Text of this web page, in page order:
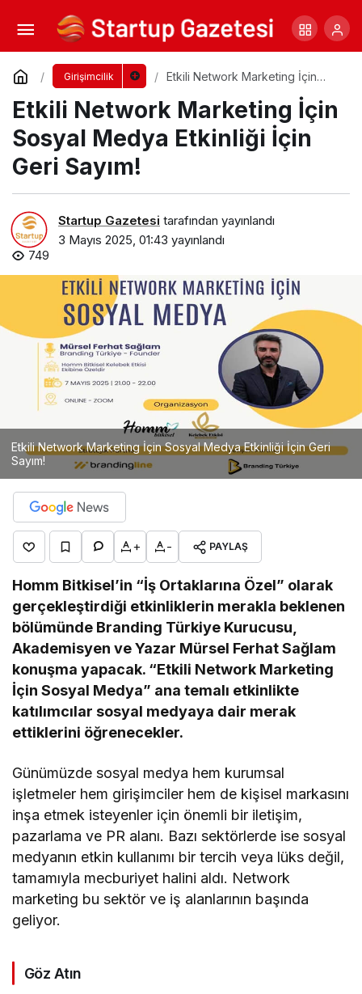
Girişimcilik
Etkili Network Marketing İçin
Sayım!
Etkili Network Marketing İçin
Sosyal Medya Etkinliği İçin
Geri Sayım!
Startup Gazetesi tarafından yayınlandı
3 Mayıs 2025, 01:43 yayınlandı
749
Etkili Network Marketing İçin Sosyal Medya Etkinliği İçin Geri
Sayım!
+ - PAYLAŞ
Homm Bitkisel’in “İş Ortaklarına Özel” olarak
gerçekleştirdiği etkinliklerin merakla beklenen
bölümünde Branding Türkiye Kurucusu,
Akademisyen ve Yazar Mürsel Ferhat Sağlam
konuşma yapacak. “Etkili Network Marketing
İçin Sosyal Medya” ana temalı etkinlikte
katılımcılar sosyal medyaya dair merak
ettiklerini öğrenecekler.
Günümüzde sosyal medya hem kurumsal
işletmeler hem girişimciler hem de kişisel markasını
inşa etmek isteyenler için önemli bir iletişim,
pazarlama ve PR alanı. Bazı sektörlerde ise sosyal
medyanın etkin kullanımı bir tercih veya lüks değil,
tamamıyla mecburiyet halini aldı. Network
marketing bu sektör ve iş alanlarının başında
geliyor.
Göz Atın
Employer Brand Summit 2025 İçin Geri
Sayım!
Yorum Yap Paylaş